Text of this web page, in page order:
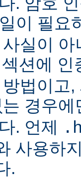
이 필요
실이
섹션에 인
법이고
는 경우
. 언제
사용하
.